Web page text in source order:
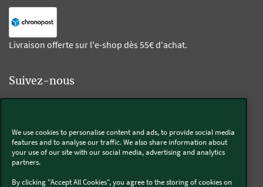
Livraison offerte sur l'e-shop dès 55€ d'achat.
Suivez-nous
Thermomix®
We use cookies to personalise content and ads, to provide social media
features and to analyse our traffic. We also share information about
your use of our site with our social media, advertising and analytics
partners.
By clicking "Accept All Cookies", you agree to the storing of cookies on